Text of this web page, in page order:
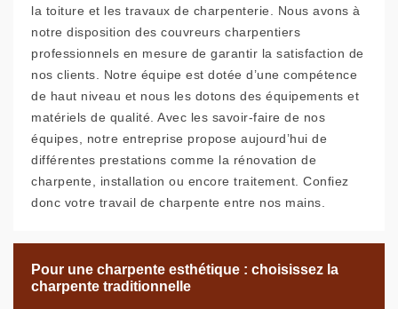
la toiture et les travaux de charpenterie. Nous avons à
notre disposition des couvreurs charpentiers
professionnels en mesure de garantir la satisfaction de
nos clients. Notre équipe est dotée d’une compétence
de haut niveau et nous les dotons des équipements et
matériels de qualité. Avec les savoir-faire de nos
équipes, notre entreprise propose aujourd’hui de
différentes prestations comme la rénovation de
charpente, installation ou encore traitement. Confiez
donc votre travail de charpente entre nos mains.
Pour une charpente esthétique : choisissez la
charpente traditionnelle